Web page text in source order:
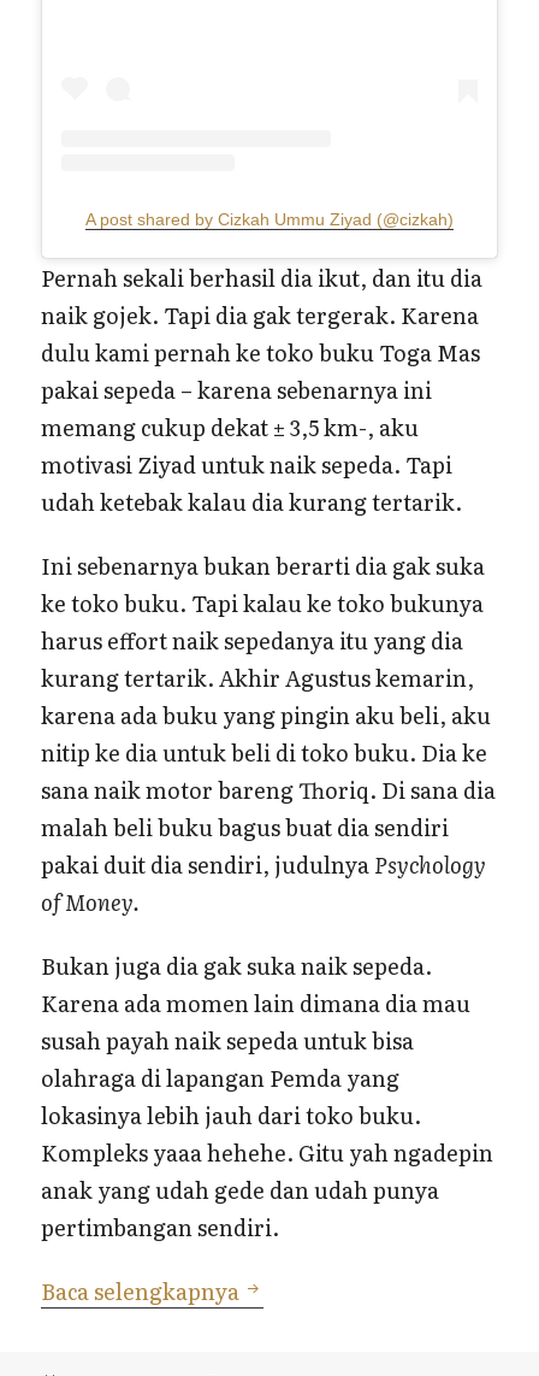
A post shared by Cizkah Ummu Ziyad (@cizkah)
Pernah sekali berhasil dia ikut, dan itu dia
naik gojek. Tapi dia gak tergerak. Karena
dulu kami pernah ke toko buku Toga Mas
pakai sepeda – karena sebenarnya ini
memang cukup dekat ± 3,5 km-, aku
motivasi Ziyad untuk naik sepeda. Tapi
udah ketebak kalau dia kurang tertarik.
Ini sebenarnya bukan berarti dia gak suka
ke toko buku. Tapi kalau ke toko bukunya
harus effort naik sepedanya itu yang dia
kurang tertarik. Akhir Agustus kemarin,
karena ada buku yang pingin aku beli, aku
nitip ke dia untuk beli di toko buku. Dia ke
sana naik motor bareng Thoriq. Di sana dia
malah beli buku bagus buat dia sendiri
pakai duit dia sendiri, judulnyaPsychology
of Money.
Bukan juga dia gak suka naik sepeda.
Karena ada momen lain dimana dia mau
susah payah naik sepeda untuk bisa
olahraga di lapangan Pemda yang
lokasinya lebih jauh dari toko buku.
Kompleks yaaa hehehe. Gitu yah ngadepin
anak yang udah gede dan udah punya
pertimbangan sendiri.
Baca selengkapnya Cerita ke Toko Buku